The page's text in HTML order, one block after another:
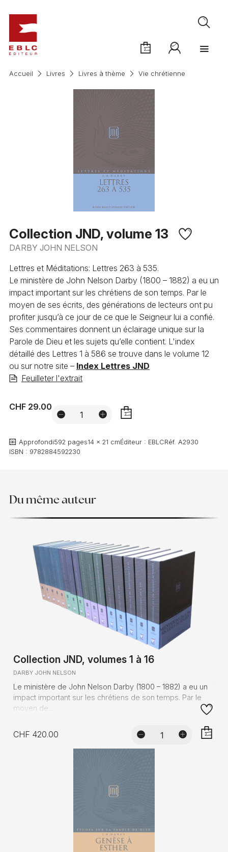
Accueil Livres Livres à thème Vie chrétienne
Collection JND, volume 13
DARBY JOHN NELSON
Lettres et Méditations: Lettres 263 à 535.
Le ministère de John Nelson Darby (1800 – 1882) a eu un
impact important sur les chrétiens de son temps. Par le
moyen de ses écrits, des générations de lecteurs ont pu
profiter jusqu’à ce jour de ce que le Seigneur lui a confié.
Ses commentaires donnent un éclairage unique sur la
Parole de Dieu et les sujets qu’elle contient. L'index
détaillé des Lettres 1 à 586 se trouve dans le volume 12
ou sur notre site – Index Lettres JND
Feuilleter l'extrait
CHF 29.00
Approfondi592 pages14 x 21 cmÉditeur : EBLCRéf.A2930
ISBN : 9782884592230
Du même auteur
Collection JND, volumes 1 à 16
DARBY JOHN NELSON
Le ministère de John Nelson Darby (1800 – 1882) a eu un
impact important sur les chrétiens de son temps. Par le
moyen de...
CHF 420.00